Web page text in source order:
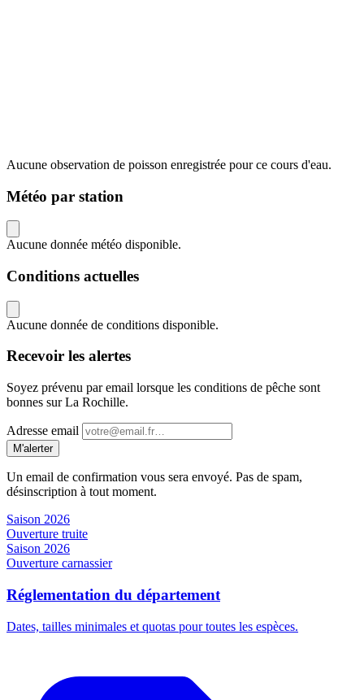
Aucune observation de poisson enregistrée pour ce cours d'eau.
Météo par station
Aucune donnée météo disponible.
Conditions actuelles
Aucune donnée de conditions disponible.
Recevoir les alertes
Soyez prévenu par email lorsque les conditions de pêche sont
bonnes sur La Rochille.
Adresse email
M'alerter
Un email de confirmation vous sera envoyé. Pas de spam,
désinscription à tout moment.
Saison 2026
Ouverture truite
Saison 2026
Ouverture carnassier
Réglementation du département
Dates, tailles minimales et quotas pour toutes les espèces.